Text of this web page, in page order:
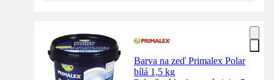
Barva na zeď Primalex Polar
bílá 1,5 kg